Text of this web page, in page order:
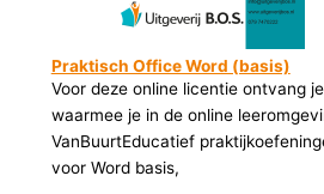
Praktisch Office Word (basis)
Voor deze online licentie ontvang
waarmee je in de online
VanBuurtEducatief
voor Word basis,